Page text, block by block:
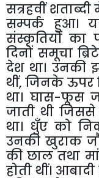
सत्रहवीं शताब्दी
सम्पर्क हुआ।
संस्कृतियों का
दिनों समूचा
देश था। उनकी
थीं,जिनके ऊपर
था। घास-फूस
जाती थी जिससे
था। धुँए को
उनकी खुराक
की छाल तथा
होती थीं। आबादी